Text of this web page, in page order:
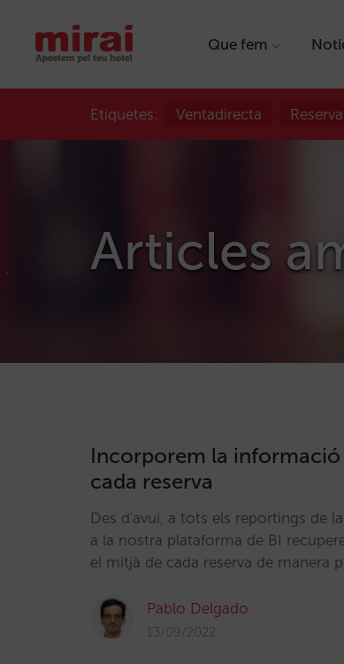
Que fem
Etiquetes: Ventadirecta
Articles
Incorporem la
cada reserva
Des d'avui, a tots els reportings de
a la nostra plataforma de BI
el mitjà de cada reserva de manera
Pablo Delgado
13/09/2022